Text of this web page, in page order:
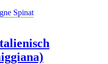
Spinat